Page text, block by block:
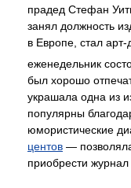
прадед Стефан
занял должность
в Европе, стал
еженедельник
был хорошо
украшала одна из
популярны
юмористические
центов —
приобрести журнал